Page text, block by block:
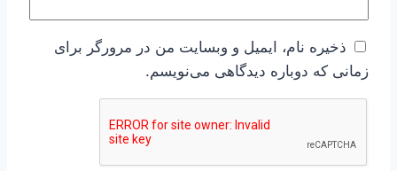
ذخیره نام، ایمیل و وبسایت من در مرورگر برای
زمانی که دوباره دیدگاهی می‌نویسم.